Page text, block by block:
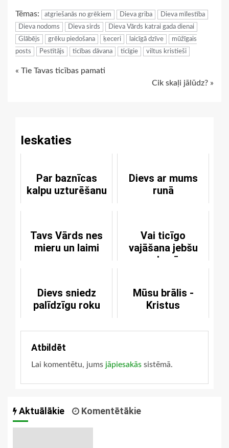
Tēmas: atgriešanās no grēkiem Dieva griba
Dieva mīlestība
Dieva nodoms
Dieva sirds
Dieva Vārds katrai gada dienai
Glābējs
grēku piedošana ķeceri laicīgā dzīve
mūžīgais
posts
Pestītājs ticības dāvana ticīgie viltus kristieši
Continue
« Tie Tavas ticības pamati
Cik skaļi jālūdz? »
Ieskaties
Par baznīcas
kalpu uzturēšanu
Dievs ar mums
runā
Tavs Vārds nes
mieru un laimi
Vai ticīgo
vajāšana jebšu
sods pēc
Dievs sniedz
palīdzīgu roku
Mūsu brālis -
Kristus
Atbildēt
Lai komentētu, jums jāpiesakās sistēmā.
Aktuālākie Komentētākie